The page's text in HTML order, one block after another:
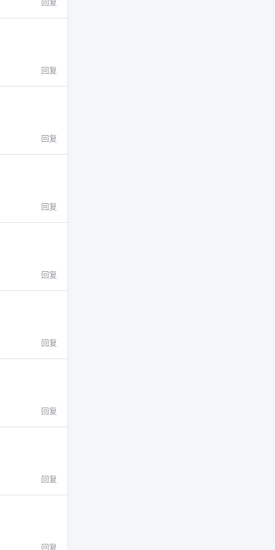
回复
回复
回复
回复
回复
回复
回复
回复
回复